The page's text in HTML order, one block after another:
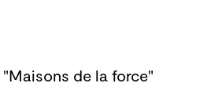
de la force"